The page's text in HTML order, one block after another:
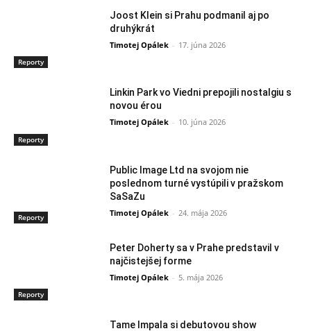
Reporty
Joost Klein si Prahu podmanil aj po
druhýkrát
Timotej Opálek - 17. júna 2026
Reporty
Linkin Park vo Viedni prepojili nostalgiu s
novou érou
Timotej Opálek - 10. júna 2026
Reporty
Public Image Ltd na svojom nie
poslednom turné vystúpili v pražskom
SaSaZu
Timotej Opálek - 24. mája 2026
Reporty
Peter Doherty sa v Prahe predstavil v
najčistejšej forme
Timotej Opálek - 5. mája 2026
Tame Impala si debutovou show